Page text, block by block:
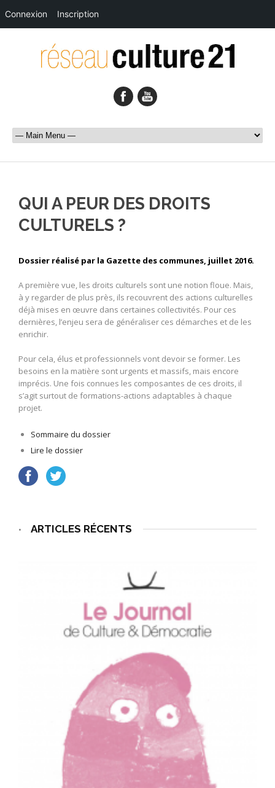
QUI A PEUR DES DROITS
CULTURELS ?
Dossier réalisé par la Gazette des communes, juillet 2016.
A première vue, les droits culturels sont une notion floue. Mais,
à y regarder de plus près, ils recouvrent des actions culturelles
déjà mises en œuvre dans certaines collectivités. Pour ces
dernières, l’enjeu sera de généraliser ces démarches et de les
enrichir.
Pour cela, élus et professionnels vont devoir se former. Les
besoins en la matière sont urgents et massifs, mais encore
imprécis. Une fois connues les composantes de ces droits, il
s’agit surtout de formations-actions adaptables à chaque
projet.
Sommaire du dossier
Lire le dossier
• ARTICLES RÉCENTS
Connexion Inscription